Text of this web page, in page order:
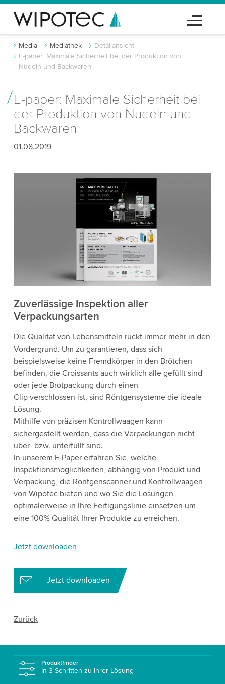
Media Mediathek
Detailansicht
E-paper: Maximale Sicherheit bei der Produktion von
Nudeln und Backwaren
E-paper: Maximale Sicherheit bei
der Produktion von Nudeln und
Backwaren
01.08.2019
Zuverlässige Inspektion aller
Verpackungsarten
Die Qualität von Lebensmitteln rückt immer mehr in den
Vordergrund. Um zu garantieren, dass sich
beispielsweise keine Fremdkörper in den Brötchen
befinden, die Croissants auch wirklich alle gefüllt sind
oder jede Brotpackung durch einen
Clip verschlossen ist, sind Röntgensysteme die ideale
Lösung.
Mithilfe von präzisen Kontrollwaagen kann
sichergestellt werden, dass die Verpackungen nicht
über- bzw. unterfüllt sind.
In unserem E-Paper erfahren Sie, welche
Inspektionsmöglichkeiten, abhängig von Produkt und
Verpackung, die Röntgenscanner und Kontrollwaagen
von Wipotec bieten und wo Sie die Lösungen
optimalerweise in Ihre Fertigungslinie einsetzen um
eine 100% Qualität Ihrer Produkte zu erreichen.
Jetzt downloaden
Jetzt downloaden
Zurück
Produktfinder
In 3 Schritten zu Ihrer Lösung